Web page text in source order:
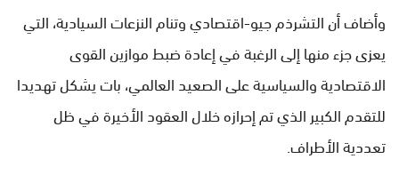
وأضاف أن التشرذم جيو-اقتصادي وتنام النزعات السيادية، التي
يعزى جزء منها إلى الرغبة في إعادة ضبط موازين القوى
الاقتصادية والسياسية على الصعيد العالمي، بات يشكل تهديدا
للتقدم الكبير الذي تم إحرازه خلال العقود الأخيرة في ظل
تعددية الأطراف.